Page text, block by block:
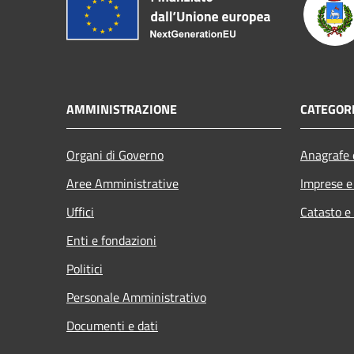
AMMINISTRAZIONE
Organi di Governo
Aree Amministrative
Uffici
Enti e fondazioni
Politici
Personale Amministrativo
Documenti e dati
Imprese
Catasto